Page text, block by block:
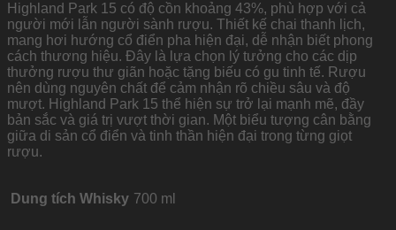
Highland Park 15 có độ cồn khoảng 43%, phù hợp với cả
người mới lẫn người sành rượu. Thiết kế chai thanh lịch,
mang hơi hướng cổ điển pha hiện đại, dễ nhận biết phong
cách thương hiệu. Đây là lựa chọn lý tưởng cho các dịp
thưởng rượu thư giãn hoặc tặng biếu có gu tinh tế. Rượu
nên dùng nguyên chất để cảm nhận rõ chiều sâu và độ
mượt. Highland Park 15 thể hiện sự trở lại mạnh mẽ, đầy
bản sắc và giá trị vượt thời gian. Một biểu tượng cân bằng
giữa di sản cổ điển và tinh thần hiện đại trong từng giọt
rượu.
Dung tích Whisky 700 ml